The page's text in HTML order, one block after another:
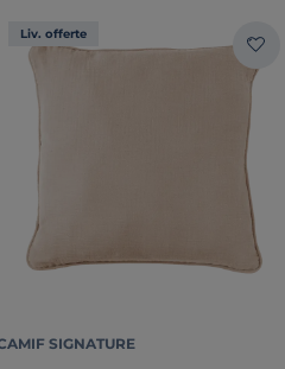
Liv. offerte
SIGNATURE